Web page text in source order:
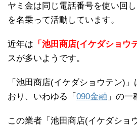
ヤミ金は同じ電話番号を使い回
を名乗って活動しています。
近年は 「池田商店(イケダショウ
スが多いようです。
「池田商店(イケダショウテン)
おり、いわゆる「 090金融 」の一
この業者「池田商店(イケダショ